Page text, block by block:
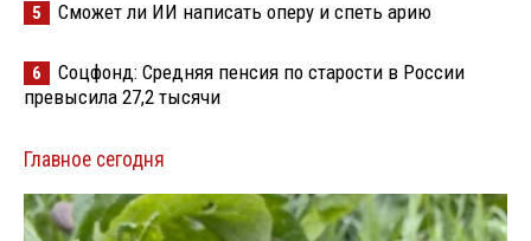
5 Сможет ли ИИ написать оперу и спеть арию
6
Соцфонд: Средняя пенсия по старости в России
превысила 27,2 тысячи
Главное сегодня